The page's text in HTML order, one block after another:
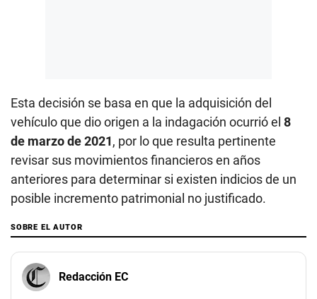
Esta decisión se basa en que la adquisición del
vehículo que dio origen a la indagación ocurrió el 8
de marzo de 2021, por lo que resulta pertinente
revisar sus movimientos financieros en años
anteriores para determinar si existen indicios de un
posible incremento patrimonial no justificado.
SOBRE EL AUTOR
Redacción EC